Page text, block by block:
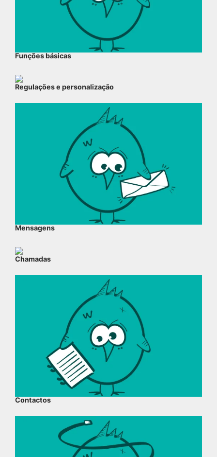
Funções básicas
Regulações e personalização
Mensagens
Chamadas
Contactos